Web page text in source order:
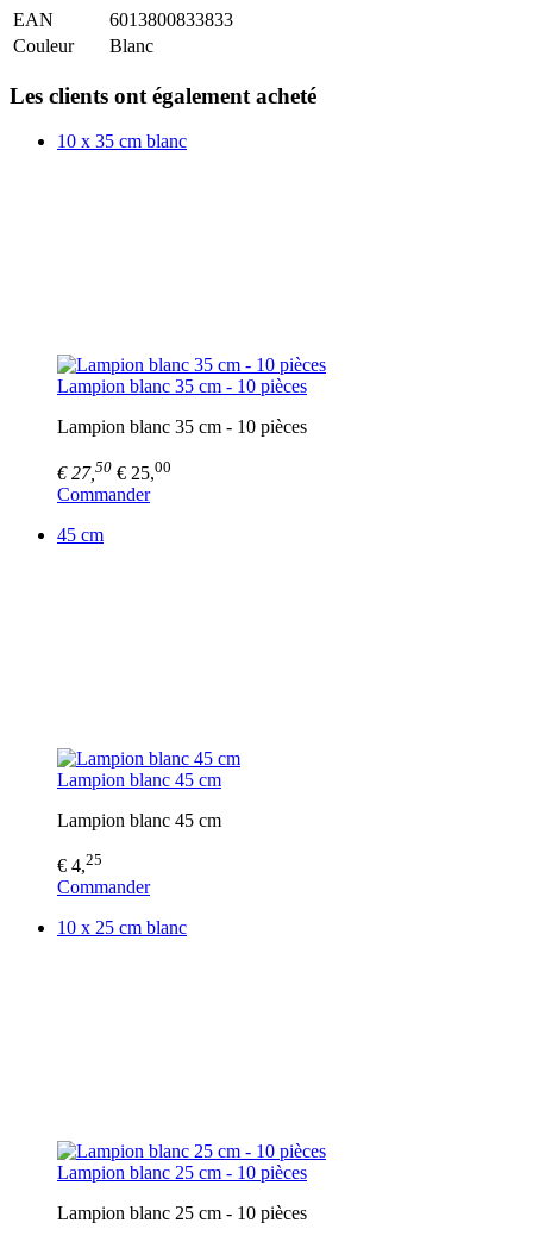
EAN
6013800833833
Couleur
Blanc
Les clients ont également acheté
10 x 35 cm blanc
Lampion blanc 35 cm - 10 pièces
Lampion blanc 35 cm - 10 pièces
€ 27, 50 € 25,00
Commander
45 cm
Lampion blanc 45 cm
Lampion blanc 45 cm
€ 4,25
Commander
10 x 25 cm blanc
Lampion blanc 25 cm - 10 pièces
Lampion blanc 25 cm - 10 pièces